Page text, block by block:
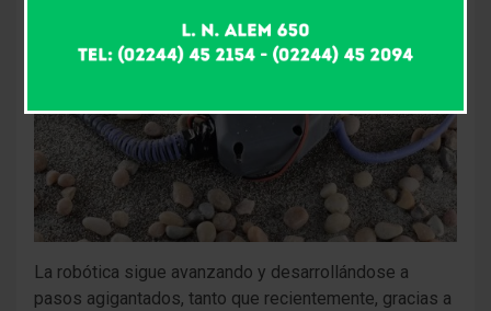
La robótica sigue avanzando y desarrollándose a
pasos agigantados, tanto que recientemente, gracias a